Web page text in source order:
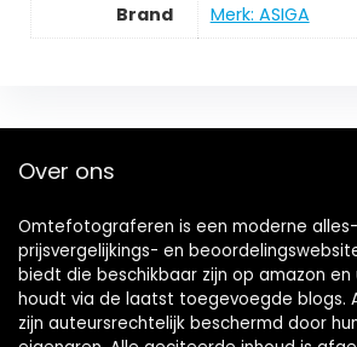
Brand
Merk: ASIGA
Over ons
Omtefotograferen is een moderne
prijsvergelijkings- en
biedt die beschikbaar zijn op amazon
houdt via de laatst toegevoegde blogs.
zijn auteursrechtelijk beschermd door